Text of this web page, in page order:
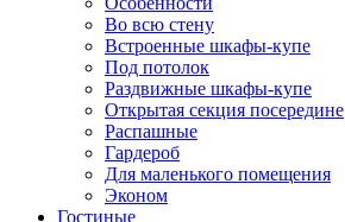
Во всю стену
Встроенные шкафы-купе
Под потолок
Раздвижные шкафы-купе
Открытая секция посередине
Распашные
Гардероб
Для маленького помещения
Эконом
Гостиные